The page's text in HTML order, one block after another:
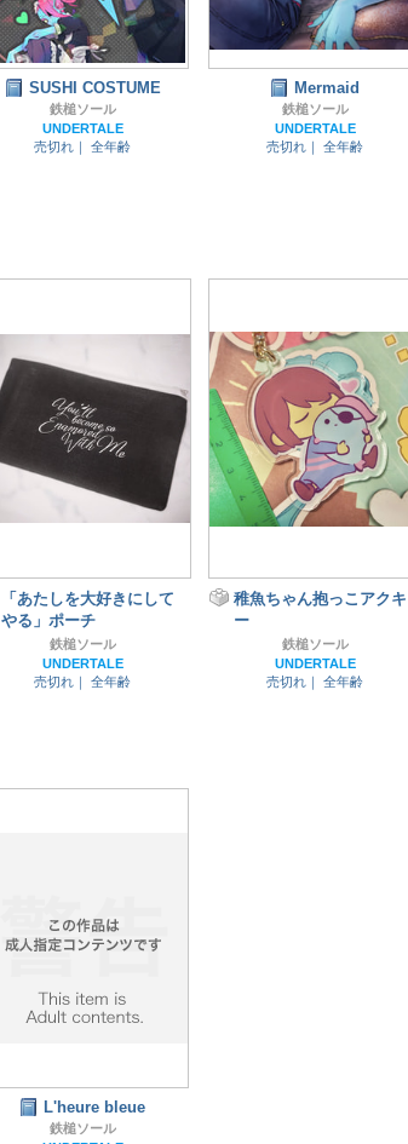
SUSHI COSTUME
鉄槌ソール
UNDERTALE
売切れ｜
全年齢
Mermaid
鉄槌ソール
UNDERTALE
売切れ｜
全年齢
「あたしを大好きにして
やる」ポーチ
鉄槌ソール
UNDERTALE
売切れ｜
全年齢
稚魚ちゃん抱っこアクキ
ー
鉄槌ソール
UNDERTALE
売切れ｜
全年齢
L'heure bleue
鉄槌ソール